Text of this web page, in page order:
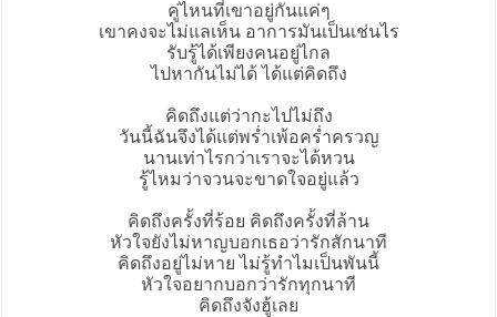
คู่ไหนที่เขาอยู่กันแค่ๆ
เขาคงจะไม่แลเห็น อาการมันเป็นเช่นไร
รับรู้ได้เพียงคนอยู่ไกล
ไปหากันไม่ได้ ได้แต่คิดถึง
คิดถึงแต่ว่ากะไปไม่ถึง
วันนี้ฉันจึงได้แต่พร่ำเพ้อคร่ำครวญ
นานเท่าไรกว่าเราจะได้หวน
รู้ไหมว่าจวนจะขาดใจอยู่แล้ว
คิดถึงครั้งที่ร้อย คิดถึงครั้งที่ล้าน
หัวใจยังไม่หาญบอกเธอว่ารักสักนาที
คิดถึงอยู่ไม่หาย ไม่รู้ทำไมเป็นพันนี้
หัวใจอยากบอกว่ารักทุกนาที
คิดถึงจังฮู้เลย